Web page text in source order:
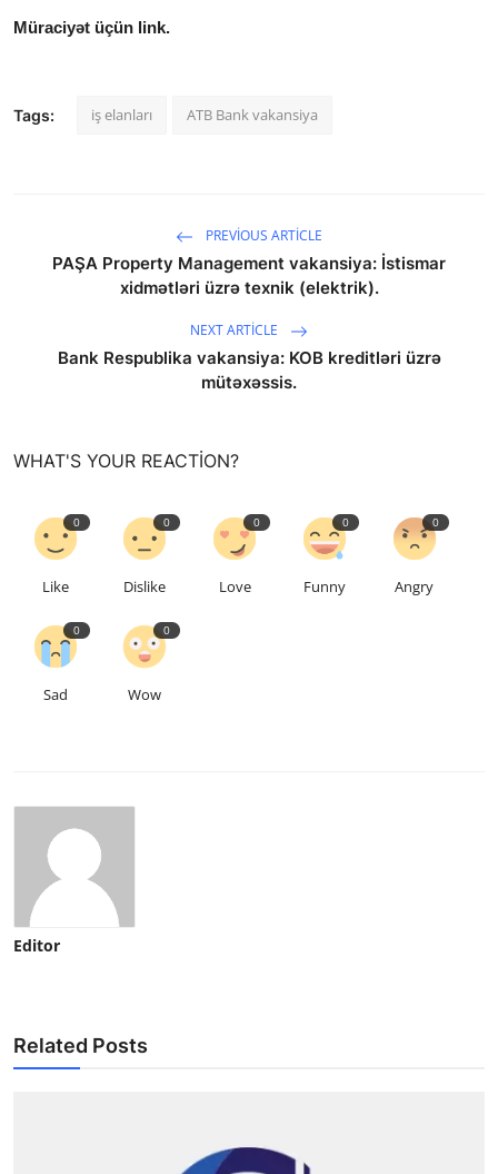
Müraciyət üçün link.
Tags: iş elanları ATB Bank vakansiya
PREVIOUS ARTICLE
PAŞA Property Management vakansiya: İstismar
xidmətləri üzrə texnik (elektrik).
NEXT ARTICLE
Bank Respublika vakansiya: KOB kreditləri üzrə
mütəxəssis.
WHAT'S YOUR REACTION?
0
Like
0
Dislike
0
Love
0
Funny
0
Angry
0
Sad
0
Wow
Editor
Related Posts